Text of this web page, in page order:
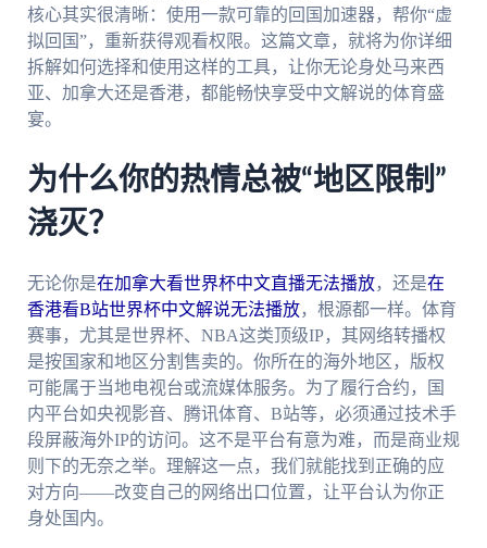
核心其实很清晰：使用一款可靠的回国加速器，帮你“虚
拟回国”，重新获得观看权限。这篇文章，就将为你详细
拆解如何选择和使用这样的工具，让你无论身处马来西
亚、加拿大还是香港，都能畅快享受中文解说的体育盛
宴。
为什么你的热情总被“地区限制”
浇灭？
无论你是在加拿大看世界杯中文直播无法播放，还是在
香港看B站世界杯中文解说无法播放，根源都一样。体育
赛事，尤其是世界杯、NBA这类顶级IP，其网络转播权
是按国家和地区分割售卖的。你所在的海外地区，版权
可能属于当地电视台或流媒体服务。为了履行合约，国
内平台如央视影音、腾讯体育、B站等，必须通过技术手
段屏蔽海外IP的访问。这不是平台有意为难，而是商业规
则下的无奈之举。理解这一点，我们就能找到正确的应
对方向——改变自己的网络出口位置，让平台认为你正
身处国内。